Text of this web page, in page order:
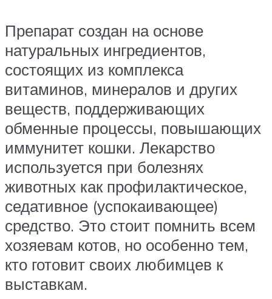
Препарат создан на основе
натуральных ингредиентов,
состоящих из комплекса
витаминов, минералов и других
веществ, поддерживающих
обменные процессы, повышающих
иммунитет кошки. Лекарство
используется при болезнях
животных как профилактическое,
седативное (успокаивающее)
средство. Это стоит помнить всем
хозяевам котов, но особенно тем,
кто готовит своих любимцев к
выставкам.